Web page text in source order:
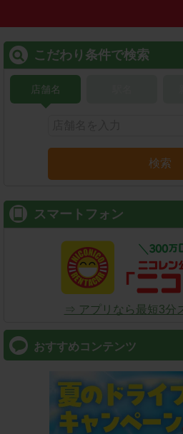
こだわり条件で検索
店舗名
検索
スマートフォン
⇒ アプリなら最短3分
おすすめコンテンツ